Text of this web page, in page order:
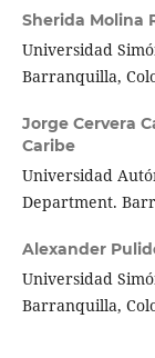
Sherida Molina
Universidad
Barranquilla,
Jorge Cervera
Caribe
Universidad
Department.
Alexander
Universidad
Barranquilla,